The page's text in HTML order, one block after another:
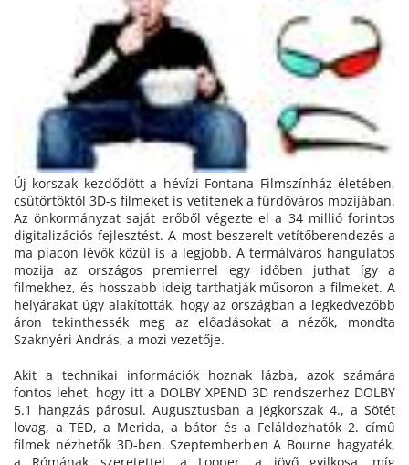
Új korszak kezdődött a hévízi Fontana Filmszínház életében,
csütörtöktől 3D-s filmeket is vetítenek a fürdőváros mozijában.
Az önkormányzat saját erőből végezte el a 34 millió forintos
digitalizációs fejlesztést. A most beszerelt vetítőberendezés a
ma piacon lévők közül is a legjobb. A termálváros hangulatos
mozija az országos premierrel egy időben juthat így a
filmekhez, és hosszabb ideig tarthatják műsoron a filmeket. A
helyárakat úgy alakították, hogy az országban a legkedvezőbb
áron tekinthessék meg az előadásokat a nézők, mondta
Szaknyéri András, a mozi vezetője.
Akit a technikai információk hoznak lázba, azok számára
fontos lehet, hogy itt a DOLBY XPEND 3D rendszerhez DOLBY
5.1 hangzás párosul. Augusztusban a Jégkorszak 4., a Sötét
lovag, a TED, a Merida, a bátor és a Feláldozhatók 2. című
filmek nézhetők 3D-ben. Szeptemberben A Bourne hagyaték,